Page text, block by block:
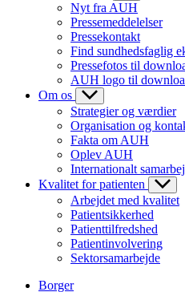
Nyt fra AUH
Pressemeddelelser
Pressekontakt
Find sundhedsfaglig
Pressefotos til
AUH logo til
Om os
Strategier og værdier
Organisation og
Fakta om AUH
Oplev AUH
Internationalt
Kvalitet for patienten
Arbejdet med kvalitet
Patientsikkerhed
Patienttilfredshed
Patientinvolvering
Sektorsamarbejde
Borger